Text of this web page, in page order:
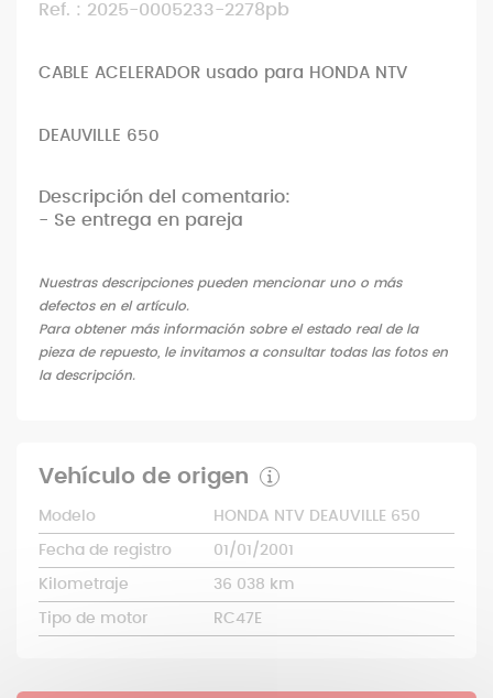
Ref. : 2025-0005233-2278pb
CABLE ACELERADOR usado para HONDA NTV
DEAUVILLE 650
Descripción del comentario:
- Se entrega en pareja
Nuestras descripciones pueden mencionar uno o más
defectos en el artículo.
Para obtener más información sobre el estado real de la
pieza de repuesto, le invitamos a consultar todas las fotos en
la descripción.
Vehículo de origen
Modelo HONDA NTV DEAUVILLE 650
Fecha de registro 01/01/2001
Kilometraje 36 038 km
Tipo de motor RC47E